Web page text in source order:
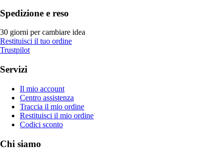
Spedizione e reso
30 giorni per cambiare idea
Restituisci il tuo ordine
Trustpilot
Servizi
Il mio account
Centro assistenza
Traccia il mio ordine
Restituisci il mio ordine
Codici sconto
Chi siamo